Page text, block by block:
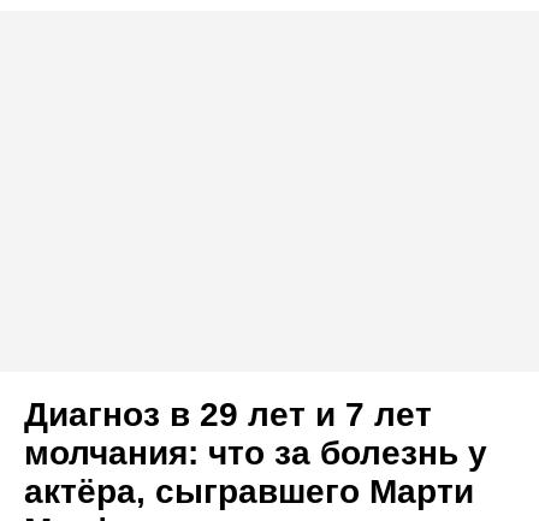
Диагноз в 29 лет и 7 лет
молчания: что за болезнь у
актёра, сыгравшего Марти